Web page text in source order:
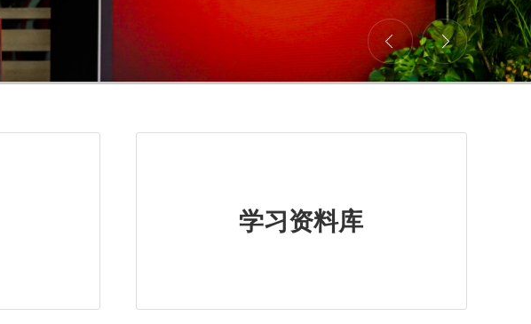
学习资料库